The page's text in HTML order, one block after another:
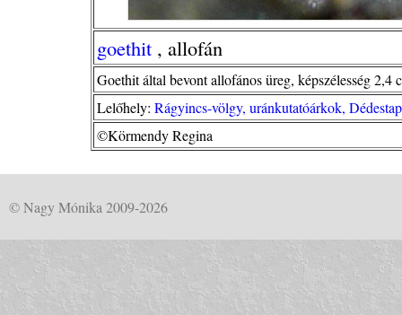
goethit , allofán
Goethit által bevont allofános üreg, képszélesség 2,4
Lelőhely: Rágyincs-völgy, uránkutatóárkok,
©Körmendy Regina
© Nagy Mónika 2009-2026